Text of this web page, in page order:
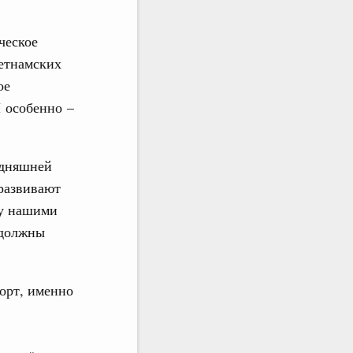
особенно –
нашими
именно